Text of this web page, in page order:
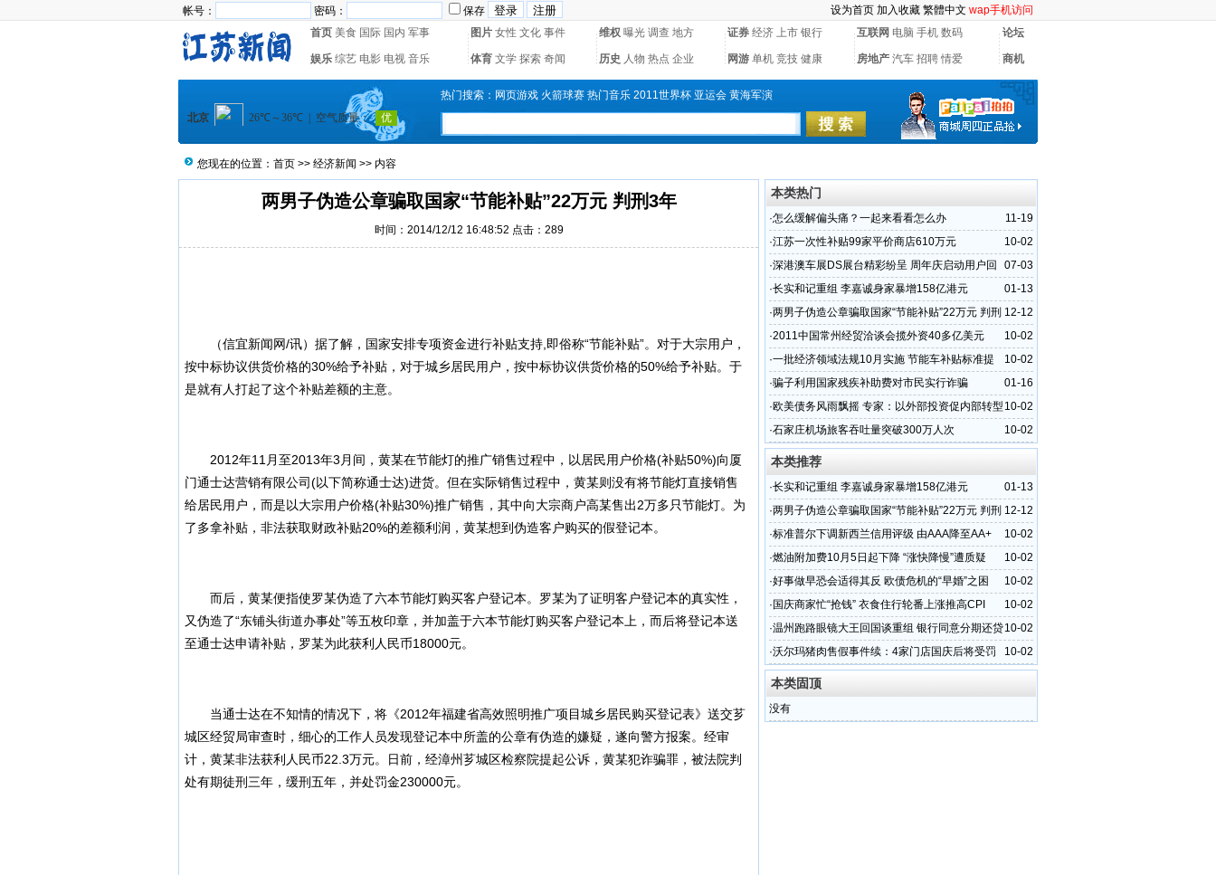
帐号： 密码： 保存 设为首页 加入收藏 繁體中文 wap手机访问
首页 美食 国际 国内 军事 图片 女性 文化 事件 维权 曝光 调查 地方 证券 经济 上市 银行 互联网 电脑 手机 数码 论坛
娱乐 综艺 电影 电视 音乐 体育 文学 探索 奇闻 历史 人物 热点 企业 网游 单机 竞技 健康 房地产 汽车 招聘 情爱 商机
热门搜索： 网页游戏 火箭球赛 热门音乐 2011世界杯 亚运会 黄海军演
您现在的位置： 首页 >> 经济新闻 >> 内容
两男子伪造公章骗取国家“节能补贴”22万元 判刑3年
时间：2014/12/12 16:48:52 点击： 289
（信宜新闻网/讯）据了解，国家安排专项资金进行补贴支持,即俗称“节能补贴”。对于大宗用户，
按中标协议供货价格的30%给予补贴，对于城乡居民用户，按中标协议供货价格的50%给予补贴。于
是就有人打起了这个补贴差额的主意。
2012年11月至2013年3月间，黄某在节能灯的推广销售过程中，以居民用户价格(补贴50%)向厦
门通士达营销有限公司(以下简称通士达)进货。但在实际销售过程中，黄某则没有将节能灯直接销售
给居民用户，而是以大宗用户价格(补贴30%)推广销售，其中向大宗商户高某售出2万多只节能灯。为
了多拿补贴，非法获取财政补贴20%的差额利润，黄某想到伪造客户购买的假登记本。
而后，黄某便指使罗某伪造了六本节能灯购买客户登记本。罗某为了证明客户登记本的真实性，
又伪造了“东铺头街道办事处”等五枚印章，并加盖于六本节能灯购买客户登记本上，而后将登记本送
至通士达申请补贴，罗某为此获利人民币18000元。
当通士达在不知情的情况下，将《2012年福建省高效照明推广项目城乡居民购买登记表》送交芗
城区经贸局审查时，细心的工作人员发现登记本中所盖的公章有伪造的嫌疑，遂向警方报案。经审
计，黄某非法获利人民币22.3万元。日前，经漳州芗城区检察院提起公诉，黄某犯诈骗罪，被法院判
处有期徒刑三年，缓刑五年，并处罚金230000元。
本类热门
11-19
·怎么缓解偏头痛？一起来看看怎么办
10-02
·江苏一次性补贴99家平价商店610万元
07-03
·深港澳车展DS展台精彩纷呈 周年庆启动用户回
馈活动
01-13
·长实和记重组 李嘉诚身家暴增158亿港元
12-12
·两男子伪造公章骗取国家“节能补贴”22万元 判刑
3年
10-02
·2011中国常州经贸洽谈会揽外资40多亿美元
10-02
·一批经济领域法规10月实施 节能车补贴标准提
高
01-16
·骗子利用国家残疾补助费对市民实行诈骗
10-02
·欧美债务风雨飘摇 专家：以外部投资促内部转型
10-02
·石家庄机场旅客吞吐量突破300万人次
本类推荐
01-13
·长实和记重组 李嘉诚身家暴增158亿港元
12-12
·两男子伪造公章骗取国家“节能补贴”22万元 判刑
3年
10-02
·标准普尔下调新西兰信用评级 由AAA降至AA+
10-02
·燃油附加费10月5日起下降 “涨快降慢”遭质疑
10-02
·好事做早恐会适得其反 欧债危机的“早婚”之困
10-02
· 国庆商家忙“抢钱” 衣食住行轮番上涨推高CPI
10-02
·温州跑路眼镜大王回国谈重组 银行同意分期还贷
10-02
·沃尔玛猪肉售假事件续：4家门店国庆后将受罚
本类固顶
没有